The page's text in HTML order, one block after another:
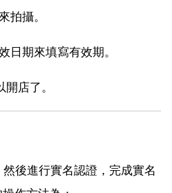
拍攝。
日期來填寫有效期。
店了。
後進行實名認證，完成實名